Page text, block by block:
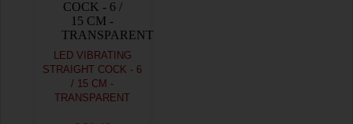
LED VIBRATING
STRAIGHT COCK - 6
/ 15 CM -
TRANSPARENT